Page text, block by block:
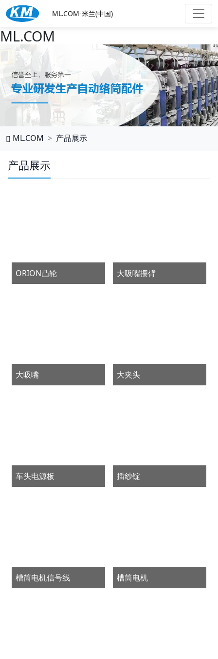
ML.COM
ML.COM-米兰(中国)
ML.COM 产品展示
产品展示
ORION凸轮 大吸嘴摆臂
大吸嘴 大夹头
车头电源板 插纱锭
槽筒电机信号线 槽筒电机